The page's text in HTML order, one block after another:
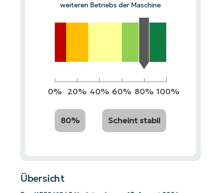
weiteren Betriebs der Maschine
0% 20% 40% 60% 80% 100%
80% Scheint stabil
Übersicht